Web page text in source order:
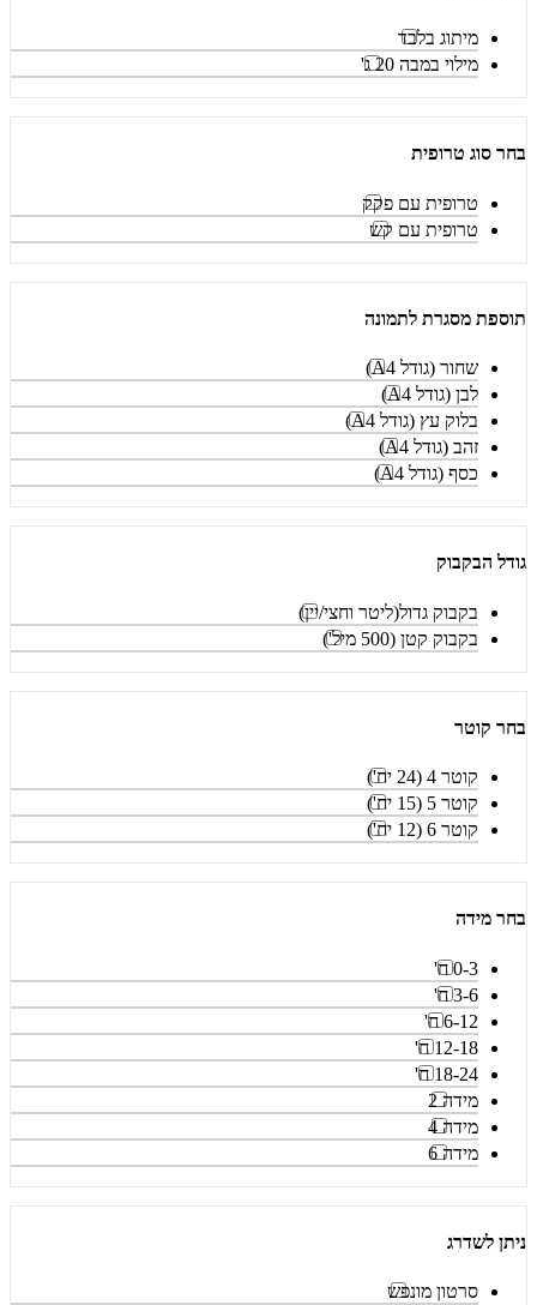
מיתוג בלבד
מילוי במבה 20 ג'
בחר סוג טרופית
טרופית עם פקק
טרופית עם קש
תוספת מסגרת לתמונה
שחור (גודל A4)
לבן (גודל A4)
בלוק עץ (גודל A4)
זהב (גודל A4)
כסף (גודל A4)
גודל הבקבוק
בקבוק גדול(ליטר וחצי/יין)
בקבוק קטן (500 מיל')
בחר קוטר
קוטר 4 (24 יח')
קוטר 5 (15 יח')
קוטר 6 (12 יח')
בחר מידה
0-3 ח'
3-6 ח'
6-12 ח'
12-18 ח'
18-24 ח'
מידה 2
מידה 4
מידה 6
ניתן לשדרג
סרטון מונפש